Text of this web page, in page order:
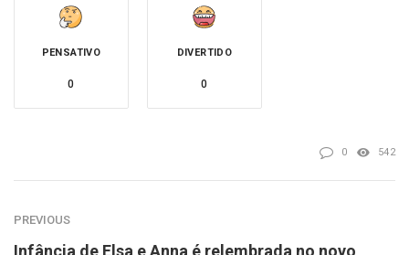
PENSATIVO
0
DIVERTIDO
0
0 542
PREVIOUS